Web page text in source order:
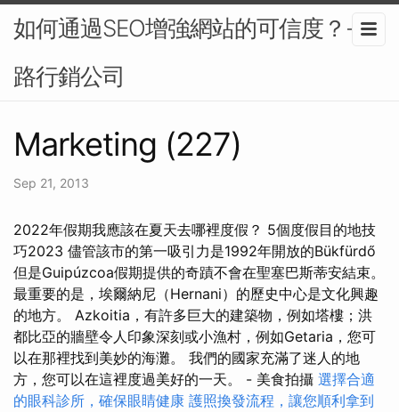
如何通過SEO增強網站的可信度？-網
路行銷公司
Marketing (227)
Sep 21, 2013
2022年假期我應該在夏天去哪裡度假？ 5個度假目的地技
巧2023 儘管該市的第一吸引力是1992年開放的Bükfürdő
但是Guipúzcoa假期提供的奇蹟不會在聖塞巴斯蒂安結束。
最重要的是，埃爾納尼（Hernani）的歷史中心是文化興趣
的地方。 Azkoitia，有許多巨大的建築物，例如塔樓；洪
都比亞的牆壁令人印象深刻或小漁村，例如Getaria，您可
以在那裡找到美妙的海灘。 我們的國家充滿了迷人的地
方，您可以在這裡度過美好的一天。 - 美食拍攝 選擇合適
的眼科診所，確保眼睛健康 護照換發流程，讓您順利拿到